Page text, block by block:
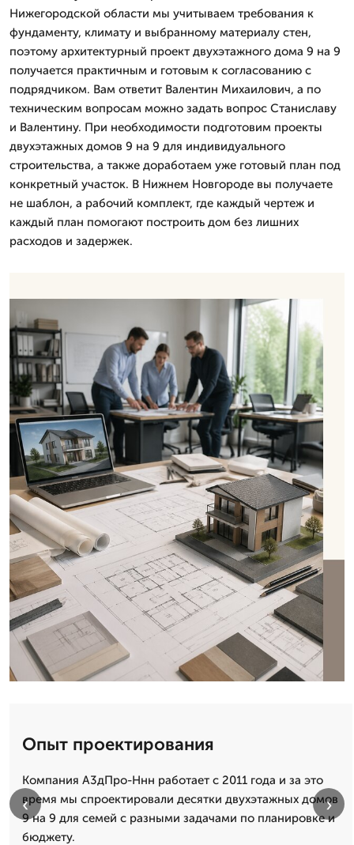
Нижегородской области мы учитываем требования к
фундаменту, климату и выбранному материалу стен,
поэтому архитектурный проект двухэтажного дома 9 на 9
получается практичным и готовым к согласованию с
подрядчиком. Вам ответит Валентин Михаилович, а по
техническим вопросам можно задать вопрос Станиславу
и Валентину. При необходимости подготовим проекты
двухэтажных домов 9 на 9 для индивидуального
строительства, а также доработаем уже готовый план под
конкретный участок. В Нижнем Новгороде вы получаете
не шаблон, а рабочий комплект, где каждый чертеж и
каждый план помогают построить дом без лишних
расходов и задержек.
Опыт проектирования
Компания А3дПро-Ннн работает с 2011 года и за это
время мы спроектировали десятки двухэтажных домов
9 на 9 для семей с разными задачами по планировке и
бюджету.
‹ ›